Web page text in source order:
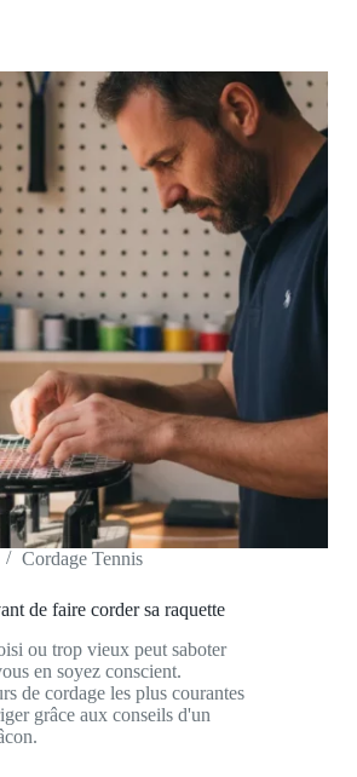
Cordage Tennis
de faire corder sa raquette
ou trop vieux peut saboter
en soyez conscient.
de cordage les plus courantes
grâce aux conseils d'un